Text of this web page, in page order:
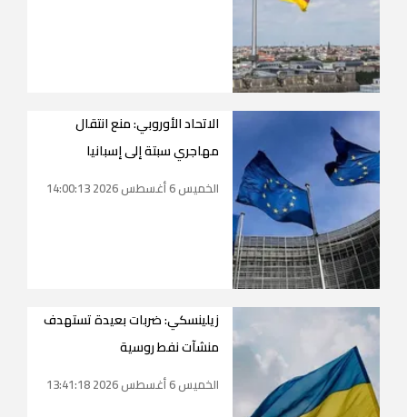
الاتحاد الأوروبي: منع انتقال
مهاجري سبتة إلى إسبانيا
الخميس 6 أغسطس 2026 14:00:13
زيلينسكي: ضربات بعيدة تستهدف
منشآت نفط روسية
الخميس 6 أغسطس 2026 13:41:18